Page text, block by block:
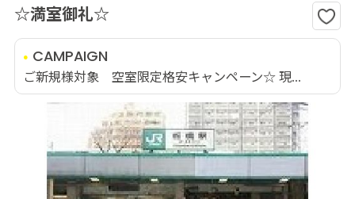
☆満室御礼☆
CAMPAIGN
ご新規様対象 空室限定格安キャンペーン☆ 現...